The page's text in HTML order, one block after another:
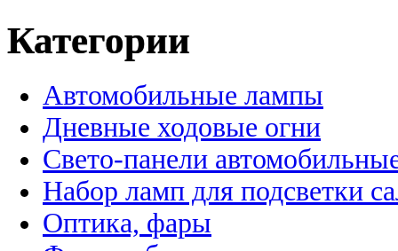
Категории
Автомобильные лампы
Дневные ходовые огни
Свето-панели
Набор ламп для подсветки
Оптика, фары